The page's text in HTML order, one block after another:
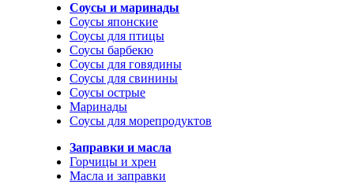
Соусы и маринады
Соусы японские
Соусы для птицы
Соусы барбекю
Соусы для говядины
Соусы для свинины
Соусы острые
Маринады
Соусы для морепродуктов
Заправки и масла
Горчицы и хрен
Масла и заправки